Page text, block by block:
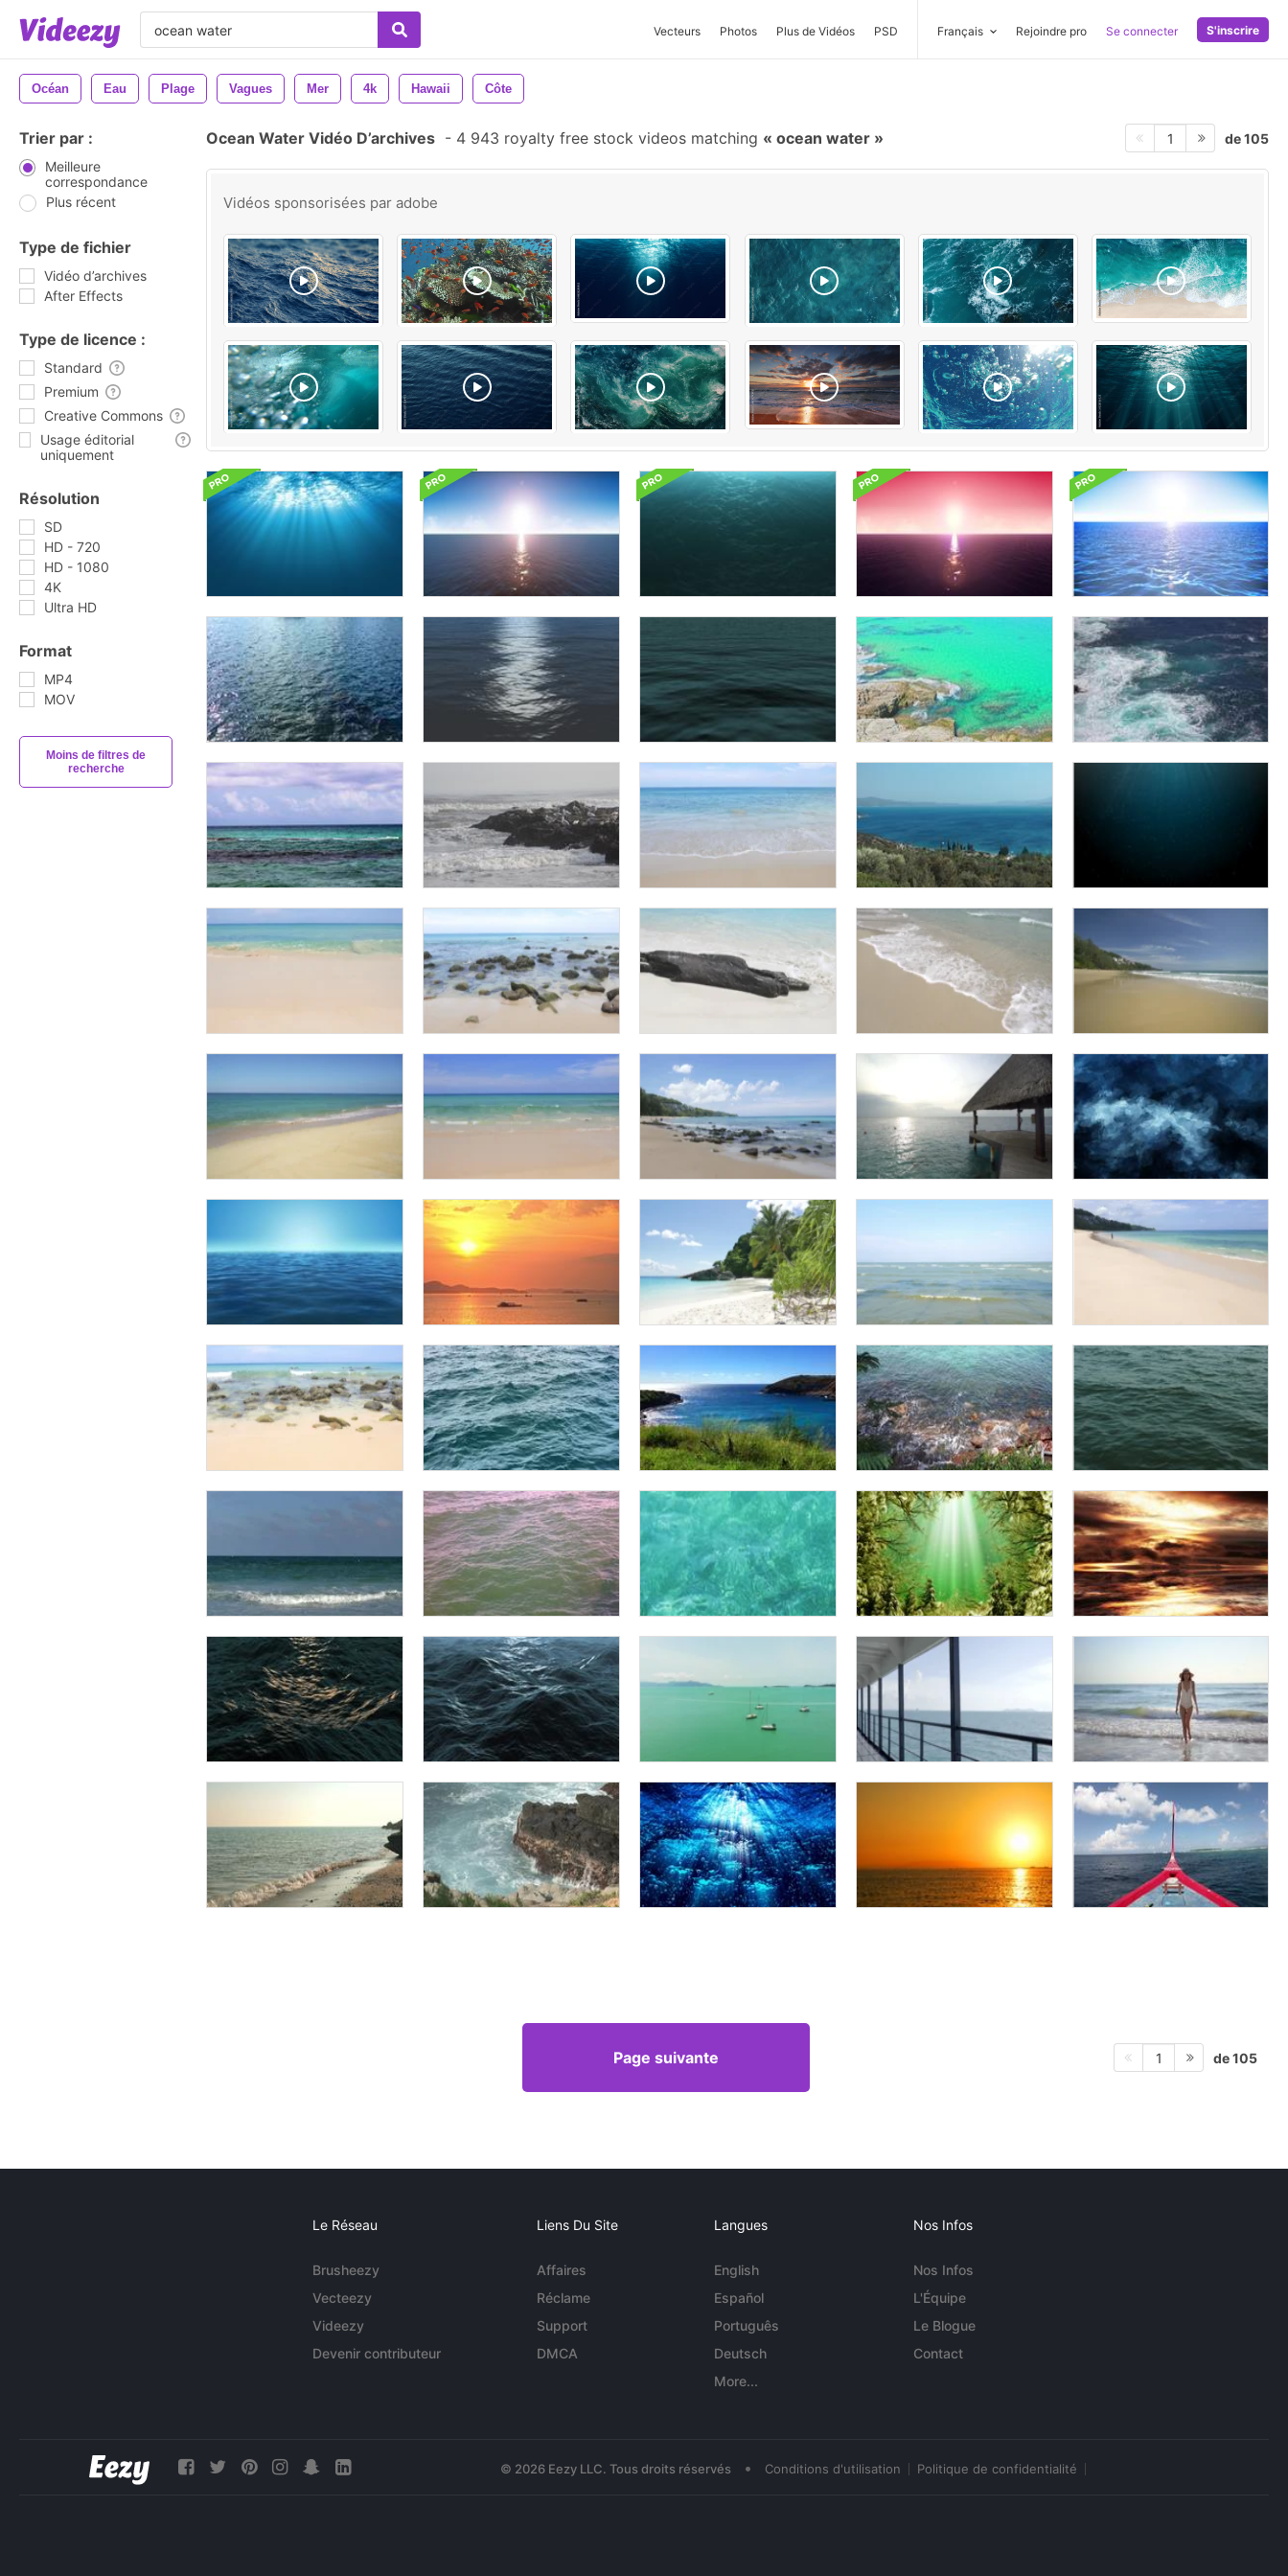
Vecteurs Photos Plus de Vidéos PSD Français Rejoindre pro Se connecter S'inscrire
Océan Eau Plage Vagues Mer 4k Hawaii Côte
Trier par :
Meilleure
correspondance
Plus récent
Type de fichier
Vidéo d’archives
After Effects
Type de licence :
Standard
Premium
Creative Commons
Usage éditorial
uniquement
Résolution
SD
HD - 720
HD - 1080
4K
Ultra HD
Format
MP4
MOV
Moins de filtres de
recherche
Ocean Water Vidéo D’archives - 4 943 royalty free stock videos matching ocean water 1 de 105
Vidéos sponsorisées par adobe
Page suivante 1 de 105
Le Réseau
Brusheezy
Vecteezy
Videezy
Devenir contributeur
Liens Du Site
Affaires
Réclame
Support
DMCA
Langues
English
Español
Português
Deutsch
More...
Nos Infos
Nos Infos
L'Équipe
Le Blogue
Contact
© 2026 Eezy LLC. Tous droits réservés • Conditions d'utilisation Politique de confidentialité